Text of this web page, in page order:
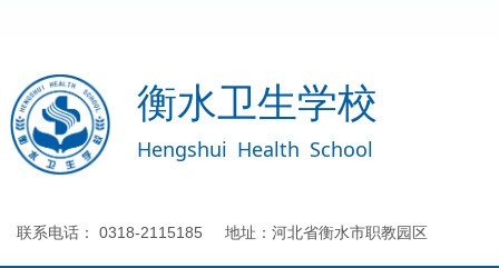
联系电话： 0318-2115185 地址：河北省衡水市职教园区
衡水卫生学校
Hengshui Health School